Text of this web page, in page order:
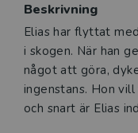
Beskrivning
Beskrivning
Elias har flyttat
i skogen. När han
något att göra,
ingenstans. Hon
och snart är Elias